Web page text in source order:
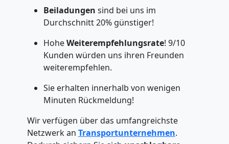
Beiladungen sind bei uns im
Durchschnitt 20% günstiger!
HoheWeiterempfehlungsrate! 9/10
Kunden würden uns ihren Freunden
weiterempfehlen.
Sie erhalten innerhalb von wenigen
Minuten Rückmeldung!
Wir verfügen über das umfangreichste
Netzwerk an Transportunternehmen.